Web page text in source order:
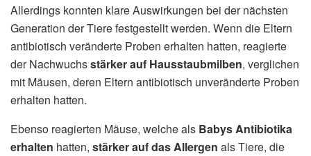
Allerdings konnten klare Auswirkungen bei der nächsten
Generation der Tiere festgestellt werden. Wenn die Eltern
antibiotisch veränderte Proben erhalten hatten, reagierte
der Nachwuchsstärker auf Hausstaubmilben, verglichen
mit Mäusen, deren Eltern antibiotisch unveränderte Proben
erhalten hatten.
Ebenso reagierten Mäuse, welche als Babys Antibiotika
erhalten hatten, stärker auf das Allergen als Tiere, die